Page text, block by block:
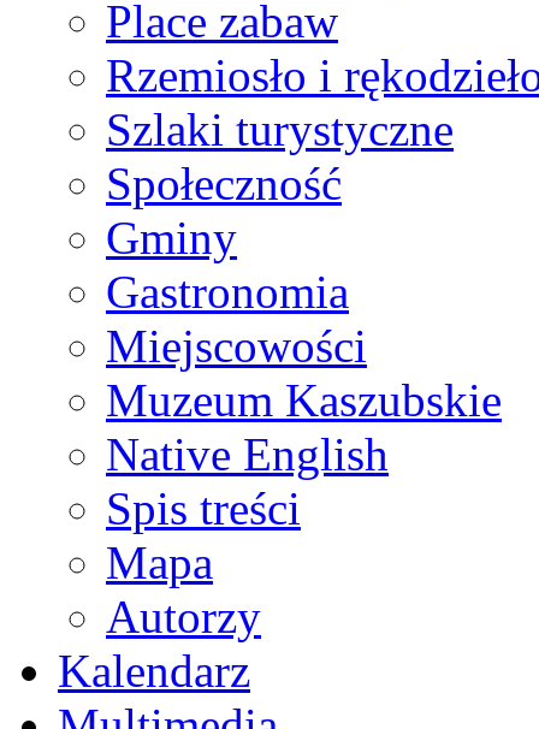
Place zabaw
Rzemiosło i
Szlaki turystyczne
Społeczność
Gminy
Gastronomia
Miejscowości
Muzeum Kaszubskie
Native English
Spis treści
Mapa
Autorzy
Kalendarz